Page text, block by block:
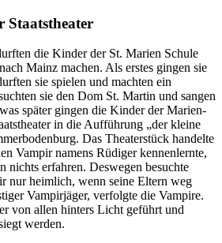
Staatstheater
die Kinder der St. Marien Schule
Mainz machen. Als erstes gingen sie
sie spielen und machten ein
sie den Dom St. Martin und sangen
später gingen die Kinder der Marien-
in die Aufführung „der kleine
Das Theaterstück handelte
Vampir namens Rüdiger kennenlernte,
nichts erfahren. Deswegen besuchte
nur heimlich, wenn seine Eltern weg
Vampirjäger, verfolgte die Vampire.
von allen hinters Licht geführt und
werden.